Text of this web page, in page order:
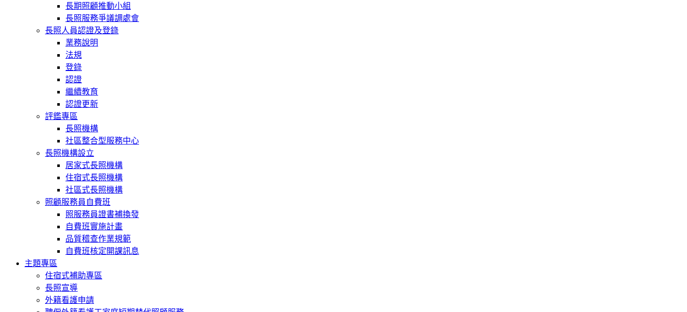
長期照顧推動小組
長照服務爭議調處會
長照人員認證及登錄
業務說明
法規
登錄
認證
繼續教育
認證更新
評鑑專區
長照機構
社區整合型服務中心
長照機構設立
居家式長照機構
住宿式長照機構
社區式長照機構
照顧服務員自費班
照服務員證書補換發
自費班實施計畫
品質稽查作業規範
自費班核定開課訊息
主題專區
住宿式補助專區
長照宣導
外籍看護申請